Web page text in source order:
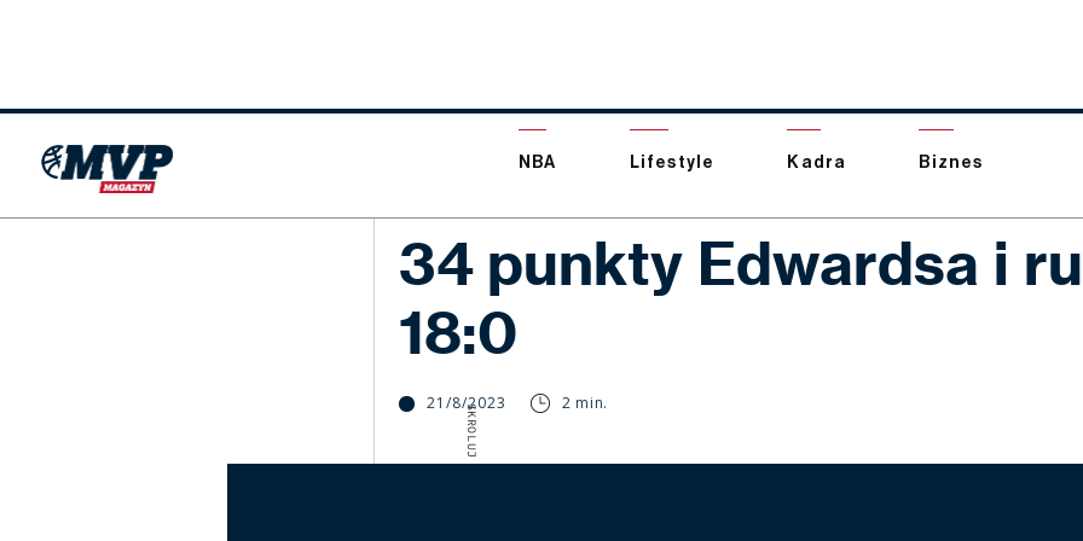
NBA Lifestyle Kadra Biznes
34 punkty Edwardsa i
18:0
21/8/2023 2 min.
SKROLUJ W DÓŁ